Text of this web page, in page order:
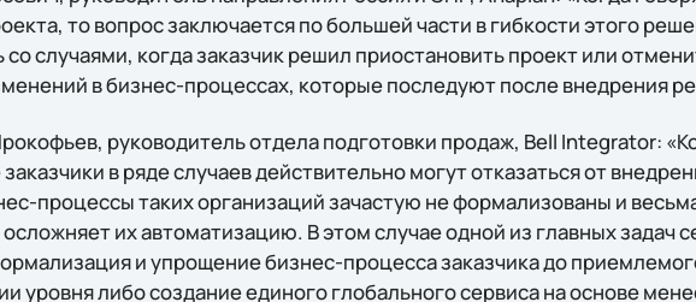
то вопрос заключается по большей части в гибкости этого
со случаями, когда заказчик решил приостановить проект или
в бизнес-процессах, которые последуют после внедрения
руководитель отдела подготовки продаж, Bell Integrator:
в ряде случаев действительно могут отказаться от
процессы таких организаций зачастую не формализованы и
их автоматизацию. В этом случае одной из главных задач
и упрощение бизнес-процесса заказчика до
уровня либо создание единого глобального сервиса на основе